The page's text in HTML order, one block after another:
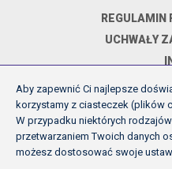
REGULAMIN
UCHWAŁY
POLITYKA
Copyright (c)
Aby zapewnić Ci najlepsze
korzystamy z ciasteczek (plików
W przypadku niektórych
przetwarzaniem Twoich danych
możesz dostosować swoje